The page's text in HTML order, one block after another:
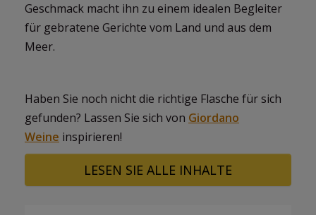
Geschmack macht ihn zu einem idealen Begleiter
für gebratene Gerichte vom Land und aus dem
Meer.
Haben Sie noch nicht die richtige Flasche für sich
gefunden? Lassen Sie sich von Giordano
Weine inspirieren!
LESEN SIE ALLE INHALTE